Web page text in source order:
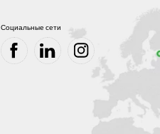
Социальные сети
HTTP://HTTP://
KEEMIA-
HTTP://